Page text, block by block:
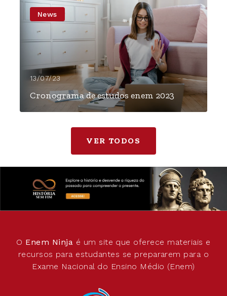
News
13/07/23
Cronograma de estudos enem 2023
VER TODOS
O Enem Ninja é um site que oferece materiais e
recursos para estudantes se prepararem para o
Exame Nacional do Ensino Médio (Enem)